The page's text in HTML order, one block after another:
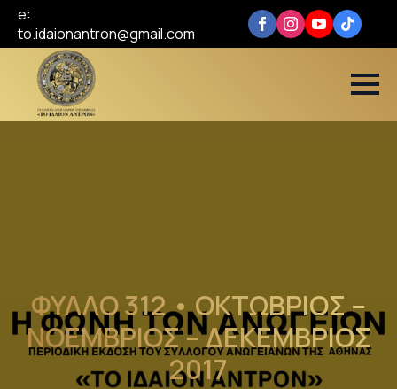
e:
to.idaionantron@gmail.com
ΦΥΛΛO 312 • ΟΚΤΩΒΡΙΟΣ –
ΝΟΕΜΒΡΙΟΣ – ΔΕΚΕΜΒΡΙΟΣ
2017